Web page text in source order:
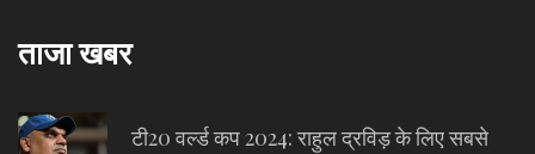
ताजा खबर
टी20 वर्ल्ड कप 2024: राहुल द्रविड़ के लिए सबसे